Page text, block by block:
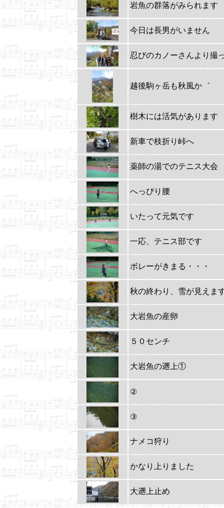
岩魚の群落がみられます
今日は長男がいません
忍びのカノーさんより撮
越後駒ヶ岳も秋風か゛
樹木には活気があります
新車で枝折り峠へ
薬師の湯でのテニス大会
へっぴり腰
いたって元気です
一応、テニス部です
ボレーがきまる・・・
秋の終わり、雪が見えま
大岩魚の産卵
５０センチ
大岩魚の遡上①
②
③
ナメコ狩り
かなり上りました
大遡上止め